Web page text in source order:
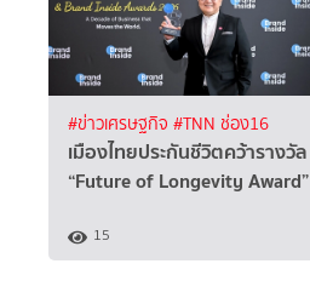
#ข่าวเศรษฐกิจ #TNN ช่อง16
เมืองไทยประกันชีวิตคว้ารางวัล
“Future of Longevity Award”
15